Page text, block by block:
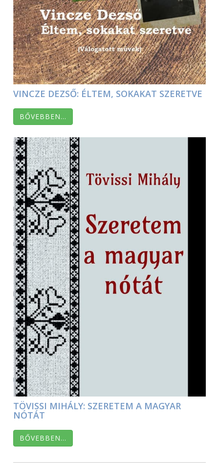
VINCZE DEZSŐ: ÉLTEM, SOKAKAT SZERETVE
BŐVEBBEN…
TÖVISSI MIHÁLY: SZERETEM A MAGYAR
NÓTÁT
BŐVEBBEN…